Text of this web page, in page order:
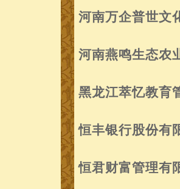
河南万企普世文
河南燕鸣生态农
黑龙江萃忆教育
恒丰银行股份有
恒君财富管理有